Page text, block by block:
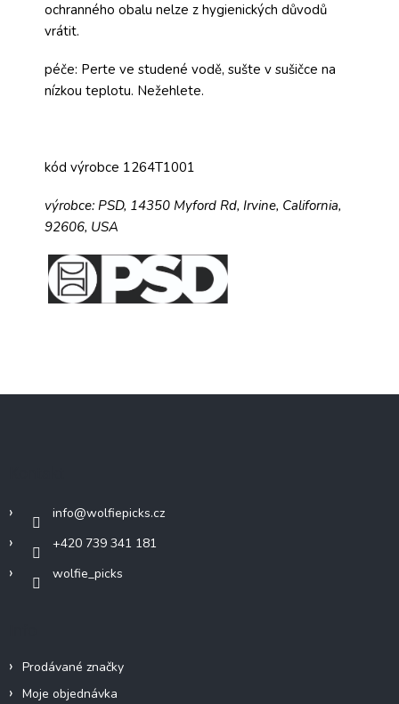
ochranného obalu nelze z hygienických důvodů
vrátit.
péče: Perte ve studené vodě, sušte v sušičce na
nízkou teplotu. Nežehlete.
kód výrobce 1264T1001
výrobce: PSD, 14350 Myford Rd, Irvine, California,
92606, USA
info@wolfiepicks.cz
+420 739 341 181
wolfie_picks
Prodávané značky
Moje objednávka